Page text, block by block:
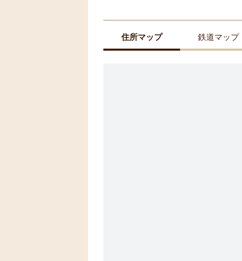
住所マップ 鉄道マップ